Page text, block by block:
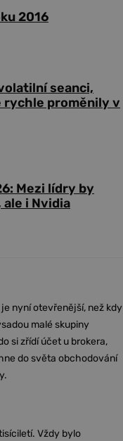
2016
seanci,
proměnily v
Mezi lídry by
i Nvidia
nyní otevřenější, než kdy
malé skupiny
si zřídí účet u brokera,
do světa obchodování
Vždy bylo